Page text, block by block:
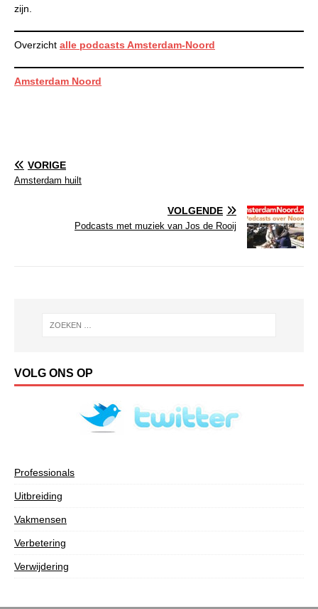
zijn.
Overzicht alle podcasts Amsterdam-Noord
Amsterdam Noord
VORIGE
Amsterdam huilt
VOLGENDE
Podcasts met muziek van Jos de Rooij
VOLG ONS OP
Professionals
Uitbreiding
Vakmensen
Verbetering
Verwijdering